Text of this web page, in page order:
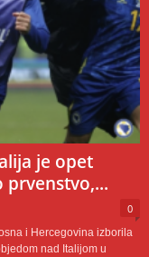
je opet
prvenstvo,...
0
i Hercegovina izborila
nad Italijom u